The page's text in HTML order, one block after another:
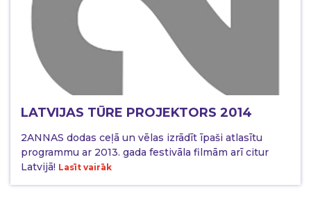
LATVIJAS TŪRE PROJEKTORS 2014
2ANNAS dodas ceļā un vēlas izrādīt īpaši atlasītu
programmu ar 2013. gada festivāla filmām arī citur
Latvijā! Lasīt vairāk